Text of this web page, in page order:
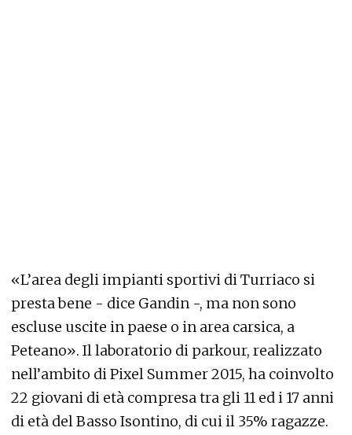
«L’area degli impianti sportivi di Turriaco si
presta bene - dice Gandin -, ma non sono
escluse uscite in paese o in area carsica, a
Peteano». Il laboratorio di parkour, realizzato
nell’ambito di Pixel Summer 2015, ha coinvolto
22 giovani di età compresa tra gli 11 ed i 17 anni
di età del Basso Isontino, di cui il 35% ragazze.